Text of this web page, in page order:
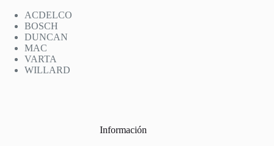
ACDELCO
BOSCH
DUNCAN
MAC
VARTA
WILLARD
Información